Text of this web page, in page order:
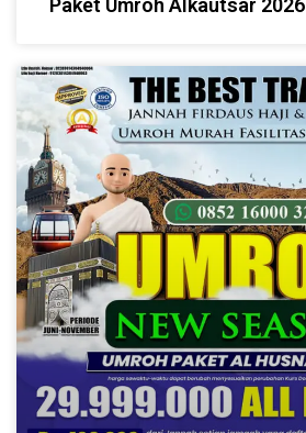
Paket Umroh Alkautsar 2026